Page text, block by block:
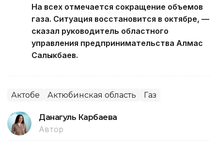
На всех отмечается сокращение объемов
газа. Ситуация восстановится в октябре, —
сказал руководитель областного
управления предпринимательства Алмас
Салыкбаев.
Актобе Актюбинская область Газ
Данагуль Карбаева
Автор